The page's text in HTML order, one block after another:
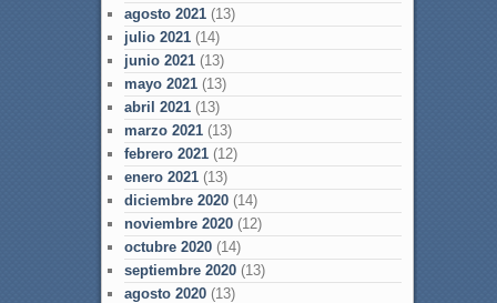
agosto 2021(13)
julio 2021(14)
junio 2021(13)
mayo 2021(13)
abril 2021(13)
marzo 2021(13)
febrero 2021(12)
enero 2021(13)
diciembre 2020(14)
noviembre 2020(12)
octubre 2020(14)
septiembre 2020(13)
agosto 2020(13)